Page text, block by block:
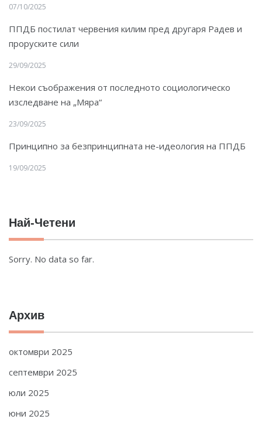
07/10/2025
ППДБ постилат червения килим пред другаря Радев и
проруските сили
29/09/2025
Некои съображения от последното социологическо
изследване на „Мяра“
23/09/2025
Принципно за безпринципната не-идеология на ППДБ
19/09/2025
Най-Четени
Sorry. No data so far.
Архив
октомври 2025
септември 2025
юли 2025
юни 2025